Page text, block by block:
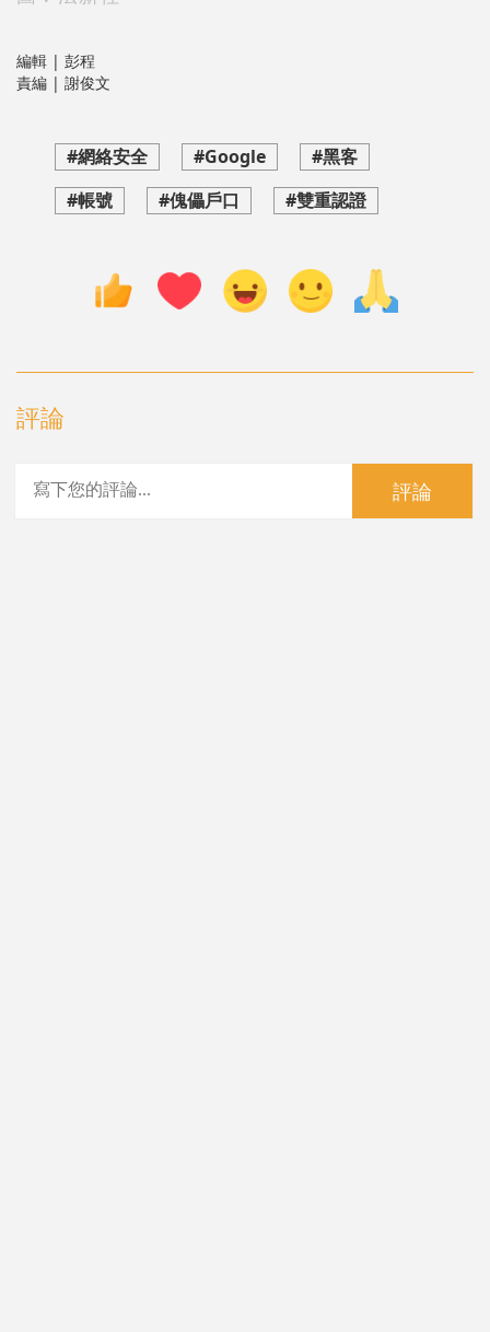
編輯 | 彭程
責編 | 謝俊文
#網絡安全 #Google
#黑客
#帳號
#傀儡戶口 #雙重認證
評論
評論